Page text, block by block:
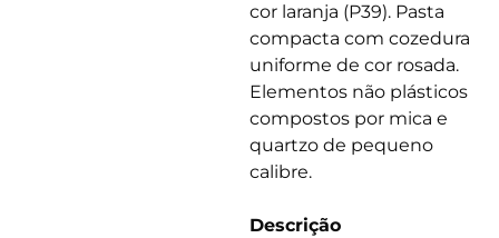
cor laranja (P39). Pasta
compacta com cozedura
uniforme de cor rosada.
Elementos não plásticos
compostos por mica e
quartzo de pequeno
calibre.
Descrição